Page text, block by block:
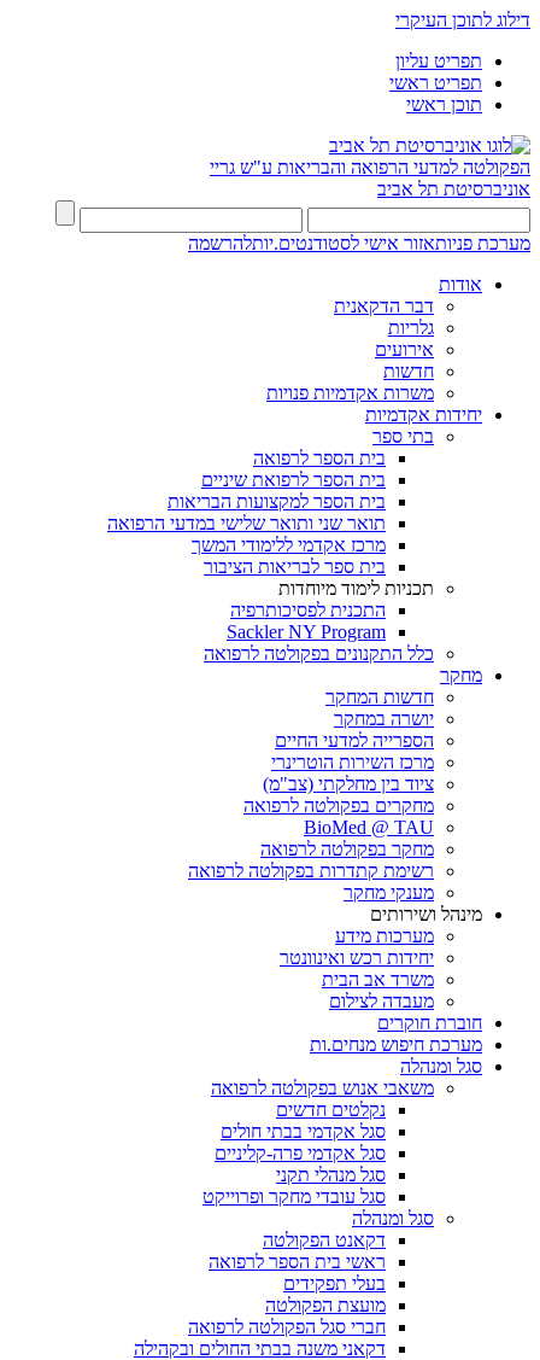
דילוג לתוכן העיקרי
תפריט עליון
תפריט ראשי
תוכן ראשי
הפקולטה למדעי הרפואה והבריאות ע"ש גריי
אוניברסיטת תל אביב
מערכת פניותאזור אישי לסטודנטים.יותלהרשמה
אודות
דבר הדקאנית
גלריות
אירועים
חדשות
משרות אקדמיות פנויות
יחידות אקדמיות
בתי ספר
בית הספר לרפואה
בית הספר לרפואת שיניים
בית הספר למקצועות הבריאות
תואר שני ותואר שלישי במדעי הרפואה
מרכז אקדמי ללימודי המשך
בית ספר לבריאות הציבור
תכניות לימוד מיוחדות
התכנית לפסיכותרפיה
Sackler NY Program
כלל התקנונים בפקולטה לרפואה
מחקר
חדשות המחקר
יושרה במחקר
הספרייה למדעי החיים
מרכז השירות הוטרינרי
ציוד בין מחלקתי (צב"מ)
מחקרים בפקולטה לרפואה
BioMed @ TAU
מחקר בפקולטה לרפואה
רשימת קתדרות בפקולטה לרפואה
מענקי מחקר
מינהל ושירותים
מערכות מידע
יחידות רכש ואינוונטר
משרד אב הבית
מעבדה לצילום
חוברת חוקרים
מערכת חיפוש מנחים.ות
סגל ומנהלה
משאבי אנוש בפקולטה לרפואה
נקלטים חדשים
סגל אקדמי בבתי חולים
סגל אקדמי פרה-קליניים
סגל מנהלי תקני
סגל עובדי מחקר ופרוייקט
סגל ומנהלה
דקאנט הפקולטה
ראשי בית הספר לרפואה
בעלי תפקידים
מועצת הפקולטה
חברי סגל הפקולטה לרפואה
דקאני משנה בבתי החולים ובקהילה